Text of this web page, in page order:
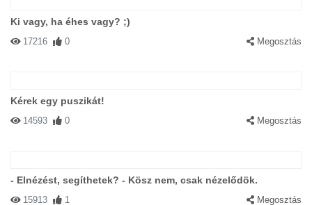
Ki vagy, ha éhes vagy? ;)
17216 0 Megosztás
Kérek egy puszikát!
14593 0 Megosztás
- Elnézést, segíthetek? - Kösz nem, csak nézelődök.
15913 1 Megosztás